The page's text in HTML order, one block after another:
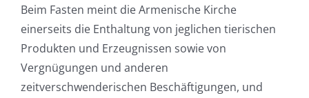
Beim Fasten meint die Armenische Kirche
einerseits die Enthaltung von jeglichen tierischen
Produkten und Erzeugnissen sowie von
Vergnügungen und anderen
zeitverschwenderischen Beschäftigungen, und